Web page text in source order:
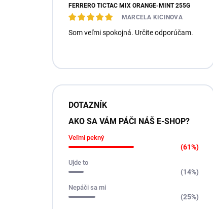
FERRERO TICTAC MIX ORANGE-MINT 255G
MARCELA KIČINOVÁ
Som veľmi spokojná. Určite odporúčam.
DOTAZNÍK
AKO SA VÁM PÁČI NÁŠ E-SHOP?
Veľmi pekný
(61%)
Ujde to
(14%)
Nepáči sa mi
(25%)